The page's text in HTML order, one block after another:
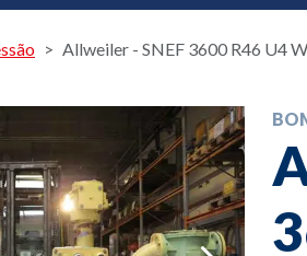
Allweiler - SNEF 3600 R46 U4